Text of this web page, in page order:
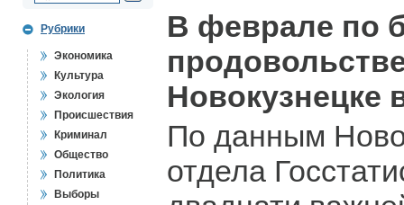
Рубрики
Экономика
Культура
Экология
Происшествия
Криминал
Общество
Политика
Выборы
В феврале по
По данным
отдела